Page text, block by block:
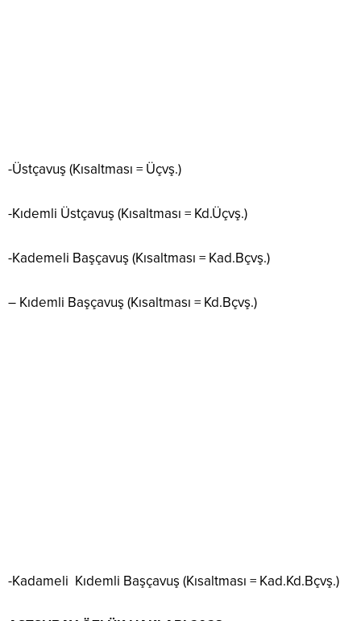
-Üstçavuş (Kısaltması = Üçvş.)
-Kıdemli Üstçavuş (Kısaltması = Kd.Üçvş.)
-Kademeli Başçavuş (Kısaltması = Kad.Bçvş.)
– Kıdemli Başçavuş (Kısaltması = Kd.Bçvş.)
-Kadameli Kıdemli Başçavuş (Kısaltması = Kad.Kd.Bçvş.)